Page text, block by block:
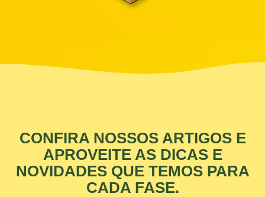
CONFIRA NOSSOS ARTIGOS E
APROVEITE AS DICAS E
NOVIDADES QUE TEMOS PARA
CADA FASE.